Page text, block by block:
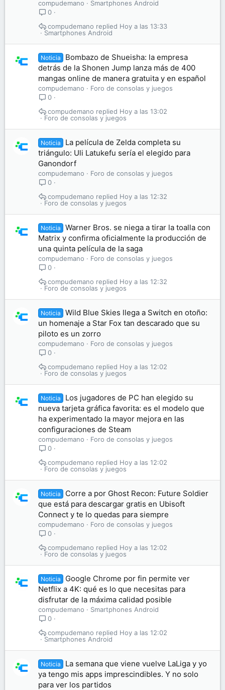
compudemano
Smartphones Android
0
Smartphones Android
Hoy a las 13:33
compudemano
Noticia
Bombazo de Shueisha: la empresa
detrás de la Shonen Jump lanza más de 400
mangas online de manera gratuita y en español
compudemano
Foro de consolas y juegos
0
Foro de consolas y juegos
Hoy a las 13:02
compudemano
Noticia
La película de Zelda completa su
triángulo: Uli Latukefu sería el elegido para
Ganondorf
compudemano
Foro de consolas y juegos
0
Foro de consolas y juegos
Hoy a las 12:32
compudemano
Noticia
Warner Bros. se niega a tirar la toalla con
Matrix y confirma oficialmente la producción de
una quinta película de la saga
compudemano
Foro de consolas y juegos
0
Foro de consolas y juegos
Hoy a las 12:32
compudemano
Noticia
Wild Blue Skies llega a Switch en otoño:
un homenaje a Star Fox tan descarado que su
piloto es un zorro
compudemano
Foro de consolas y juegos
0
Foro de consolas y juegos
Hoy a las 12:02
compudemano
Noticia
Los jugadores de PC han elegido su
nueva tarjeta gráfica favorita: es el modelo que
ha experimentado la mayor mejora en las
configuraciones de Steam
compudemano
Foro de consolas y juegos
0
Foro de consolas y juegos
Hoy a las 12:02
compudemano
Noticia
Corre a por Ghost Recon: Future Soldier
que está para descargar gratis en Ubisoft
Connect y te lo quedas para siempre
compudemano
Foro de consolas y juegos
0
Foro de consolas y juegos
Hoy a las 12:02
compudemano
Noticia
Google Chrome por fin permite ver
Netflix a 4K: qué es lo que necesitas para
disfrutar de la máxima calidad posible
compudemano
Smartphones Android
0
Smartphones Android
Hoy a las 12:02
compudemano
Noticia
La semana que viene vuelve LaLiga y yo
ya tengo mis apps imprescindibles. Y no solo
para ver los partidos